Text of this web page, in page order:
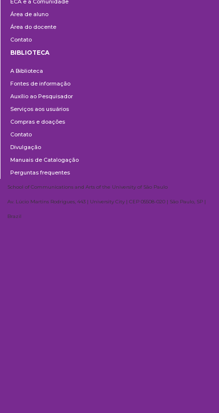
Área de aluno
Área do docente
Contato
BIBLIOTECA
A Biblioteca
Fontes de informação
Auxílio ao Pesquisador
Serviços aos usuários
Compras e doações
Contato
Divulgação
Manuais de Catalogação
Perguntas frequentes
School of Communications and Arts of the University of São Paulo
Av. Lúcio Martins Rodrigues, 443 | University City | CEP 05508-020 | São Paulo, SP |
Brazil